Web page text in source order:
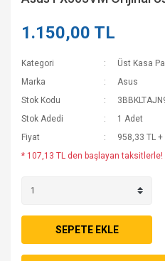
1.150,00 TL
Kategori
Üst Kasa
Marka
Asus
Stok Kodu
Stok Adedi
1 Adet
Fiyat
958,33 TL +
* 107,13 TL den başlayan taksitlerle!
SEPETE EKLE